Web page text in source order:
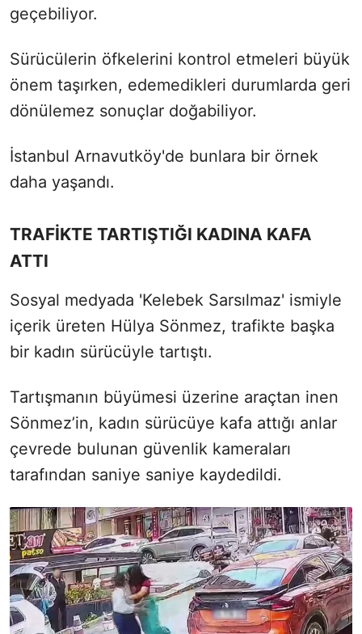
geçebiliyor.
Sürücülerin öfkelerini kontrol etmeleri büyük
önem taşırken, edemedikleri durumlarda geri
dönülemez sonuçlar doğabiliyor.
İstanbul Arnavutköy'de bunlara bir örnek
daha yaşandı.
TRAFİKTE TARTIŞTIĞI KADINA KAFA
ATTI
Sosyal medyada 'Kelebek Sarsılmaz' ismiyle
içerik üreten Hülya Sönmez, trafikte başka
bir kadın sürücüyle tartıştı.
Tartışmanın büyümesi üzerine araçtan inen
Sönmez’in, kadın sürücüye kafa attığı anlar
çevrede bulunan güvenlik kameraları
tarafından saniye saniye kaydedildi.